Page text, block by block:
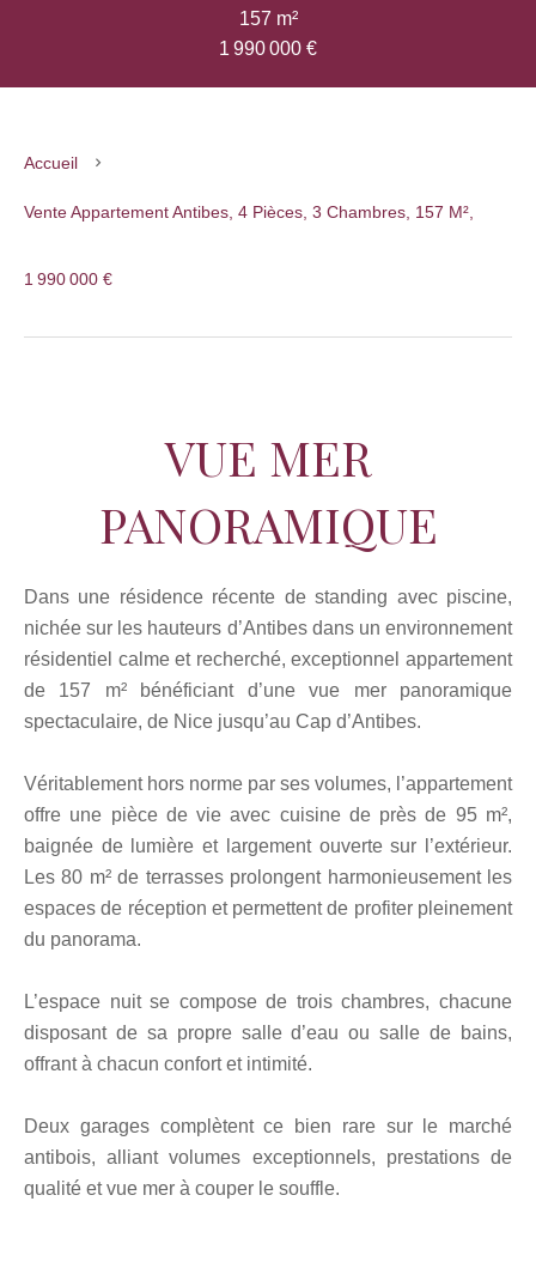
157 m²
1 990 000 €
Accueil
Vente Appartement Antibes, 4 Pièces, 3 Chambres, 157 M²,
1 990 000 €
VUE MER
PANORAMIQUE
Dans une résidence récente de standing avec piscine,
nichée sur les hauteurs d’Antibes dans un environnement
résidentiel calme et recherché, exceptionnel appartement
de 157 m² bénéficiant d’une vue mer panoramique
spectaculaire, de Nice jusqu’au Cap d’Antibes.
Véritablement hors norme par ses volumes, l’appartement
offre une pièce de vie avec cuisine de près de 95 m²,
baignée de lumière et largement ouverte sur l’extérieur.
Les 80 m² de terrasses prolongent harmonieusement les
espaces de réception et permettent de profiter pleinement
du panorama.
L’espace nuit se compose de trois chambres, chacune
disposant de sa propre salle d’eau ou salle de bains,
offrant à chacun confort et intimité.
Deux garages complètent ce bien rare sur le marché
antibois, alliant volumes exceptionnels, prestations de
qualité et vue mer à couper le souffle.